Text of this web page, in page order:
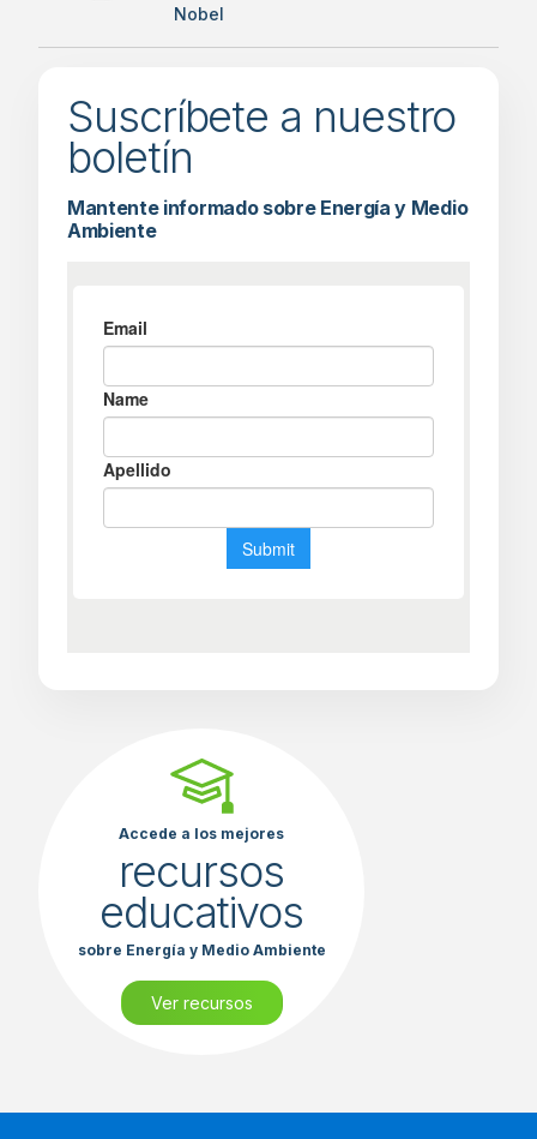
Nobel
Suscríbete a nuestro
boletín
Mantente informado sobre Energía y Medio
Ambiente
Accede a los mejores
recursos
educativos
sobre Energía y Medio Ambiente
Ver recursos